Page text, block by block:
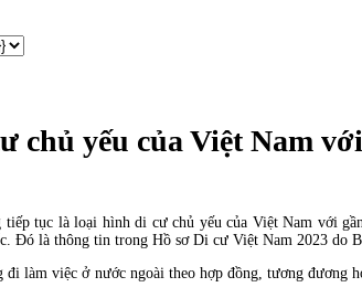
yếu của Việt Nam
tục là loại hình di cư chủ yếu của Việt Nam với
Đó là thông tin trong Hồ sơ Di cư Việt Nam 2023
làm việc ở nước ngoài theo hợp đồng, tương